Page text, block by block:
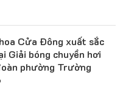
Cửa Đông xuất sắc
Giải bóng chuyền hơi
phường Trường